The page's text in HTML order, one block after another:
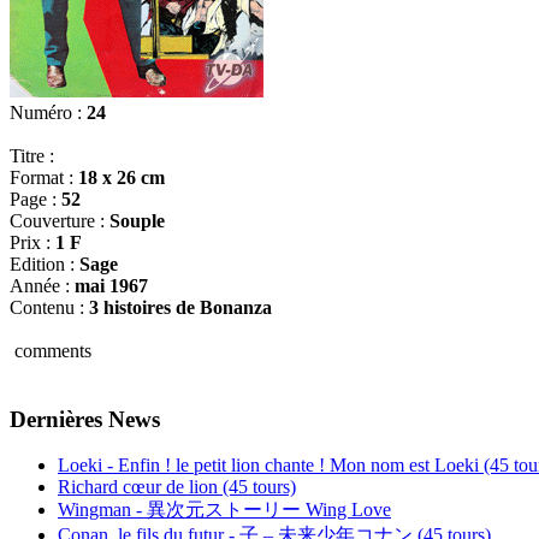
Numéro : 24
Titre :
Format : 18 x 26 cm
Page : 52
Couverture : Souple
Prix : 1 F
Edition : Sage
Année : mai 1967
Contenu : 3 histoires de Bonanza
comments
Dernières News
Loeki - Enfin ! le petit lion chante ! Mon nom est Loeki (45
Richard cœur de lion (45 tours)
Wingman - 異次元ストーリー Wing Love